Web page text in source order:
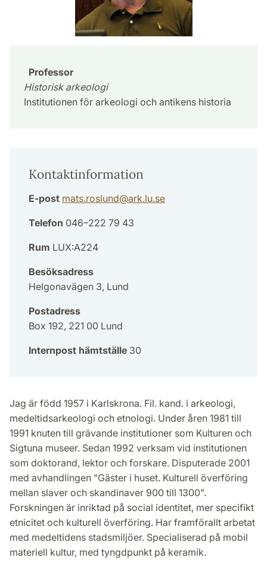
Professor
Historisk arkeologi
Institutionen för arkeologi och antikens historia
Kontaktinformation
E-post mats.roslund@ark.lu.se
Telefon 046–222 79 43
Rum LUX:A224
Besöksadress
Helgonavägen 3, Lund
Postadress
Box 192, 221 00 Lund
Internpost hämtställe 30
Jag är född 1957 i Karlskrona. Fil. kand. i arkeologi,
medeltidsarkeologi och etnologi. Under åren 1981 till
1991 knuten till grävande institutioner som Kulturen och
Sigtuna museer. Sedan 1992 verksam vid institutionen
som doktorand, lektor och forskare. Disputerade 2001
med avhandlingen "Gäster i huset. Kulturell överföring
mellan slaver och skandinaver 900 till 1300".
Forskningen är inriktad på social identitet, mer specifikt
etnicitet och kulturell överföring. Har framförallt arbetat
med medeltidens stadsmiljöer. Specialiserad på mobil
materiell kultur, med tyngdpunkt på keramik.